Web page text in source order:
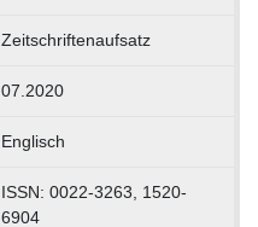
Zeitschriftenaufsatz
07.2020
Englisch
ISSN: 0022-3263, 1520-
6904